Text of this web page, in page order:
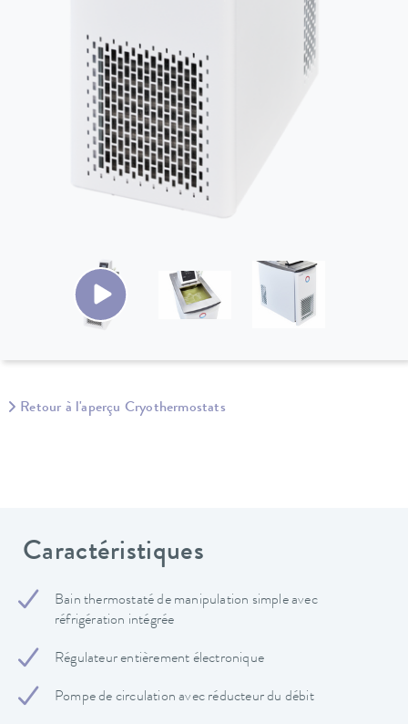
Retour à l'aperçu Cryothermostats
Caractéristiques
Bain thermostaté de manipulation simple avec
réfrigération intégrée
Régulateur entièrement électronique
Pompe de circulation avec réducteur du débit